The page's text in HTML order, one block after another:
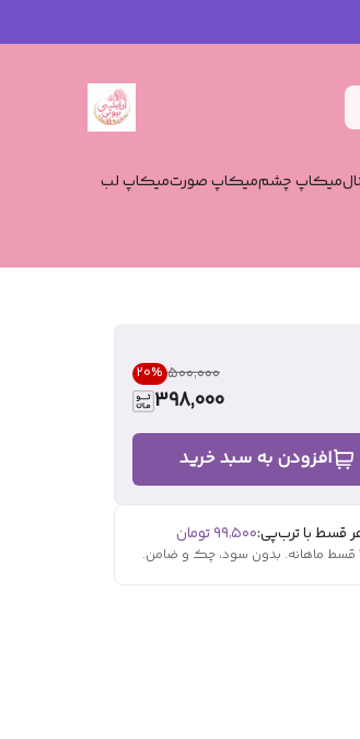
میکاپ چشممیکاپ صورتمیکاپ لب
۵۰۰٬۰۰۰ 20%
398,000
افزودن به سبد خرید
قسط با ترب‌پی:۹۹٬۵۰۰تومان
ضامن.